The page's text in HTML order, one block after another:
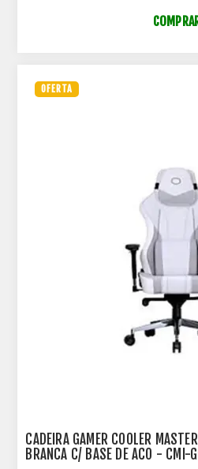
OFERTA
CADEIRA GAMER COOLER
BRANCA C/ BASE DE ACO - CMI-